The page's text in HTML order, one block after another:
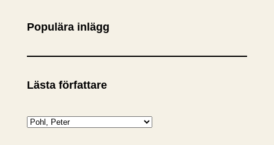
Populära inlägg
Lästa författare
K